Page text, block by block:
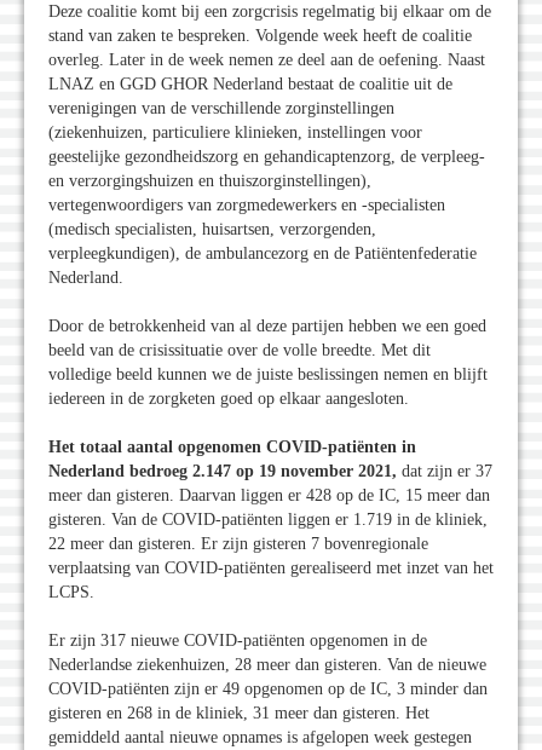
Deze coalitie komt bij een zorgcrisis regelmatig bij elkaar om de
stand van zaken te bespreken. Volgende week heeft de coalitie
overleg. Later in de week nemen ze deel aan de oefening. Naast
LNAZ en GGD GHOR Nederland bestaat de coalitie uit de
verenigingen van de verschillende zorginstellingen
(ziekenhuizen, particuliere klinieken, instellingen voor
geestelijke gezondheidszorg en gehandicaptenzorg, de verpleeg-
en verzorgingshuizen en thuiszorginstellingen),
vertegenwoordigers van zorgmedewerkers en -specialisten
(medisch specialisten, huisartsen, verzorgenden,
verpleegkundigen), de ambulancezorg en de Patiëntenfederatie
Nederland.
Door de betrokkenheid van al deze partijen hebben we een goed
beeld van de crisissituatie over de volle breedte. Met dit
volledige beeld kunnen we de juiste beslissingen nemen en blijft
iedereen in de zorgketen goed op elkaar aangesloten.
Het totaal aantal opgenomen COVID-patiënten in
Nederland bedroeg 2.147 op 19 november 2021, dat zijn er 37
meer dan gisteren. Daarvan liggen er 428 op de IC, 15 meer dan
gisteren. Van de COVID-patiënten liggen er 1.719 in de kliniek,
22 meer dan gisteren. Er zijn gisteren 7 bovenregionale
verplaatsing van COVID-patiënten gerealiseerd met inzet van het
LCPS.
Er zijn 317 nieuwe COVID-patiënten opgenomen in de
Nederlandse ziekenhuizen, 28 meer dan gisteren. Van de nieuwe
COVID-patiënten zijn er 49 opgenomen op de IC, 3 minder dan
gisteren en 268 in de kliniek, 31 meer dan gisteren. Het
gemiddeld aantal nieuwe opnames is afgelopen week gestegen